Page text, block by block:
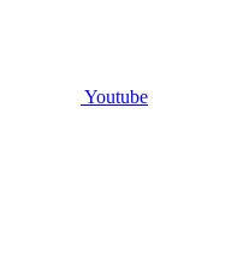
Youtube